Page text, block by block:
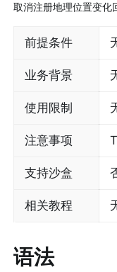
取消注册地理位置变化
前提条件
业务背景
使用限制
注意事项
支持沙盒
相关教程
语法